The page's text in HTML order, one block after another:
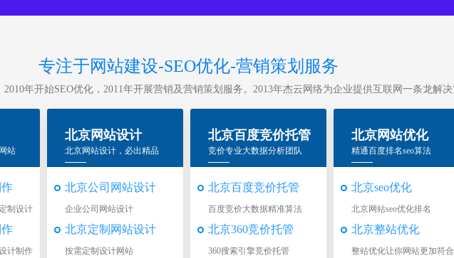
专注于网站建设-SEO优化-营销策划服务
2010年开始SEO优化，2011年开展营销及营销策划服务。2013年杰云网络为企业提供互联网一条龙解
站
制设计
计制作
北京网站设计
北京网站设计，必出精品
北京公司网站设计
企业公司网站设计
北京定制网站设计
按需定制设计网站
北京百度竞价托管
竞价专业大数据分析团队
北京百度竞价托管
百度竞价大数据精准算法
北京360竞价托管
360搜索引擎竞价托管
北京网站优化
精通百度排名seo算法
北京seo优化
北京网站seo优化排名
北京整站优化
整站优化让你网站更加符